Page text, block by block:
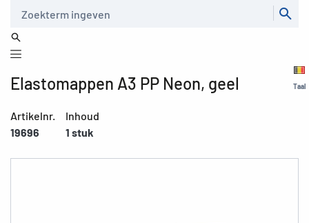
Taal
Elastomappen A3 PP Neon, geel
Artikelnr.
19696
Inhoud
1 stuk